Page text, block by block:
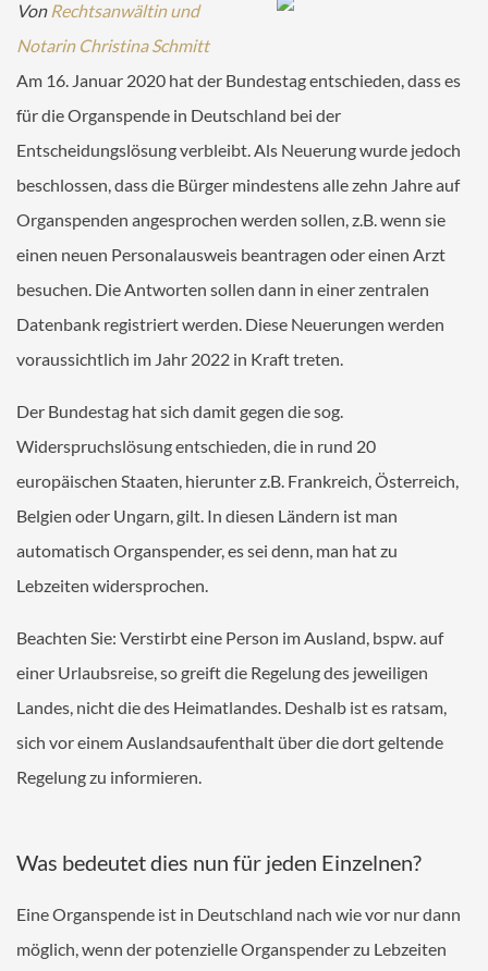
Von Rechtsanwältin und
Notarin Christina Schmitt
Am 16. Januar 2020 hat der Bundestag entschieden, dass es
für die Organspende in Deutschland bei der
Entscheidungslösung verbleibt. Als Neuerung wurde jedoch
beschlossen, dass die Bürger mindestens alle zehn Jahre auf
Organspenden angesprochen werden sollen, z.B. wenn sie
einen neuen Personalausweis beantragen oder einen Arzt
besuchen. Die Antworten sollen dann in einer zentralen
Datenbank registriert werden. Diese Neuerungen werden
voraussichtlich im Jahr 2022 in Kraft treten.
Der Bundestag hat sich damit gegen die sog.
Widerspruchslösung entschieden, die in rund 20
europäischen Staaten, hierunter z.B. Frankreich, Österreich,
Belgien oder Ungarn, gilt. In diesen Ländern ist man
automatisch Organspender, es sei denn, man hat zu
Lebzeiten widersprochen.
Beachten Sie: Verstirbt eine Person im Ausland, bspw. auf
einer Urlaubsreise, so greift die Regelung des jeweiligen
Landes, nicht die des Heimatlandes. Deshalb ist es ratsam,
sich vor einem Auslandsaufenthalt über die dort geltende
Regelung zu informieren.
Was bedeutet dies nun für jeden Einzelnen?
Eine Organspende ist in Deutschland nach wie vor nur dann
möglich, wenn der potenzielle Organspender zu Lebzeiten
Ihr Termin bei ALEX
Online-Checklisten Anwälte
Online-Checklisten Notare
ALEX WebAkte
Downloads
RECHTSGEBIETE
KONTAKT